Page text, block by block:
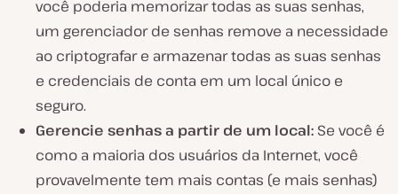
você poderia memorizar todas as suas senhas,
um gerenciador de senhas remove a necessidade
ao criptografar e armazenar todas as suas senhas
e credenciais de conta em um local único e
seguro.
Gerencie senhas a partir de um local: Se você é
como a maioria dos usuários da Internet, você
provavelmente tem mais contas (e mais senhas)